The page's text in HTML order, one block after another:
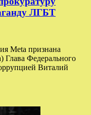
ЛГБТ
Meta признана
Глава Федерального
Виталий